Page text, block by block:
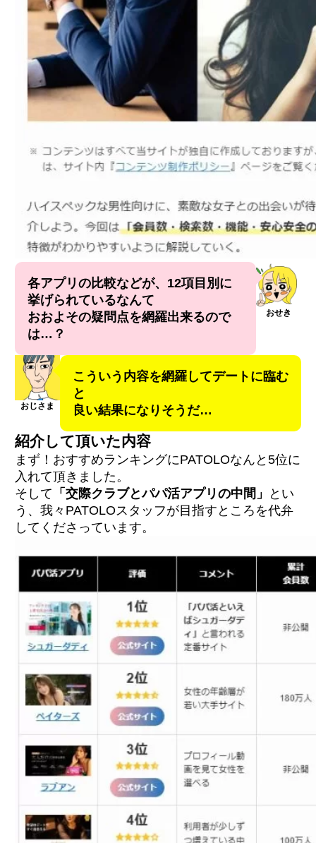
おせき
各アプリの比較などが、12項目別に
挙げられているなんて
おおよその疑問点を網羅出来るので
は…？
おじさま
こういう内容を網羅してデートに臨む
と
良い結果になりそうだ…
紹介して頂いた内容
まず！おすすめランキングにPATOLOなんと5位に
入れて頂きました。
そして 「交際クラブとパパ活アプリの中間」
とい
う、我々PATOLOスタッフが目指すところを代弁
してくださっています。